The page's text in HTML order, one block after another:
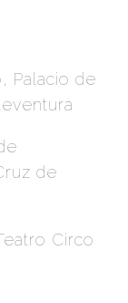
Palacio de
de
Circo